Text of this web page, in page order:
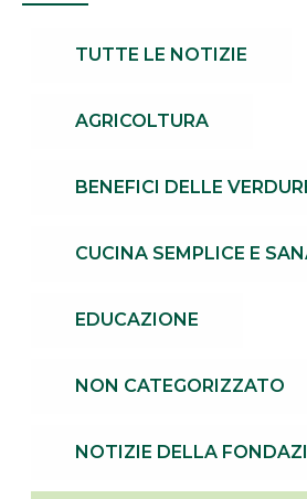
TUTTE LE NOTIZIE
AGRICOLTURA
BENEFICI DELLE
CUCINA SEMPLICE E
EDUCAZIONE
NON CATEGORIZZATO
NOTIZIE DELLA